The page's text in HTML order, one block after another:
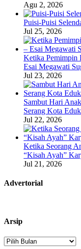
Agu 2, 2026
Puisi-Puisi
Jul 25, 2026
Ketika Pemimpin
Esai Megawati
Jul 23, 2026
Sambut Hari
Serang Kota
Jul 22, 2026
Ketika Seorang
“Kisah Ayah”
Jul 21, 2026
Advertorial
Arsip
Arsip